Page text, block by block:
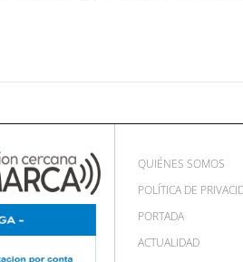
QUIÉNES SOMOS
POLÍTICA DE
PORTADA
ACTUALIDAD